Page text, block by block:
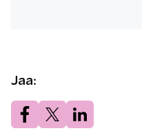
Jaa:
Jaa. Jaa. Jaa.